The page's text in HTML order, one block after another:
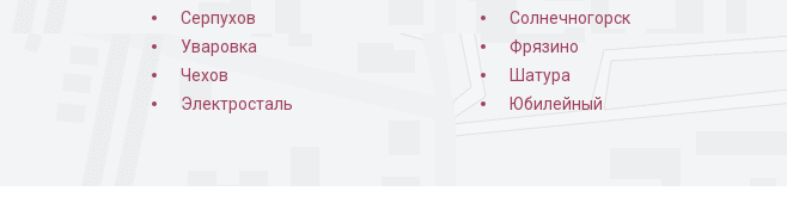
Серпухов
Солнечногорск
Уваровка
Фрязино
Чехов
Шатура
Электросталь
Юбилейный